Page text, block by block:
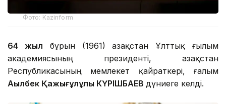
Фото: Kazinform
64 жыл бұрын (1961) Қазақстан Ұлттық ғылым
академиясының президенті, Қазақстан
Республикасының мемлекет қайраткері, ғалым
Ақылбек Қажығұлұлы КҮРІШБАЕВ дүниеге келді.